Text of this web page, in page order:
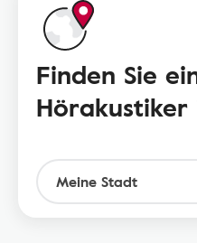
Finden Sie